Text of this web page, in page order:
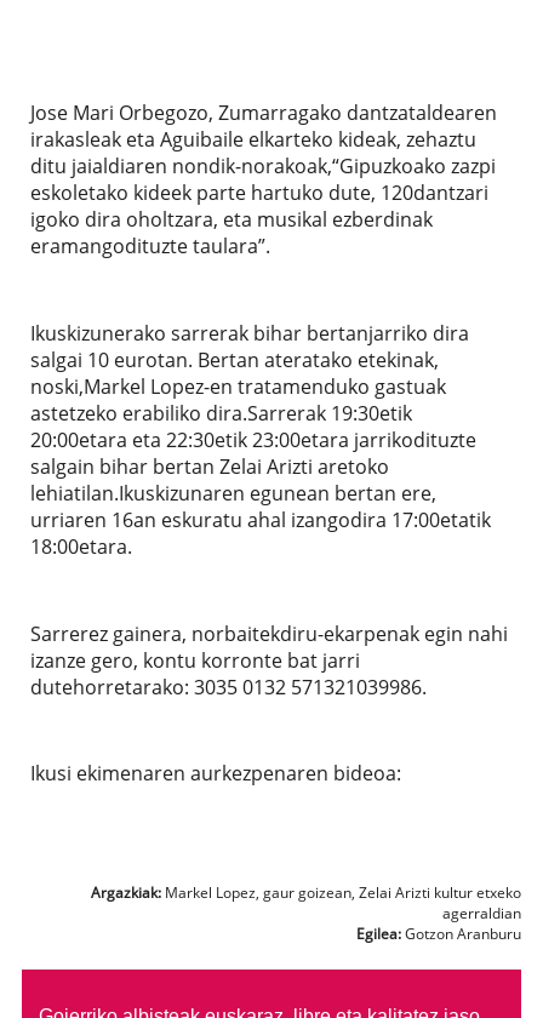
Jose Mari Orbegozo, Zumarragako dantzataldearen
irakasleak eta Aguibaile elkarteko kideak, zehaztu
ditu jaialdiaren nondik-norakoak,“Gipuzkoako zazpi
eskoletako kideek parte hartuko dute, 120dantzari
igoko dira oholtzara, eta musikal ezberdinak
eramangodituzte taulara”.
Ikuskizunerako sarrerak bihar bertanjarriko dira
salgai 10 eurotan. Bertan ateratako etekinak,
noski,Markel Lopez-en tratamenduko gastuak
astetzeko erabiliko dira.Sarrerak 19:30etik
20:00etara eta 22:30etik 23:00etara jarrikodituzte
salgain bihar bertan Zelai Arizti aretoko
lehiatilan.Ikuskizunaren egunean bertan ere,
urriaren 16an eskuratu ahal izangodira 17:00etatik
18:00etara.
Sarrerez gainera, norbaitekdiru-ekarpenak egin nahi
izanze gero, kontu korronte bat jarri
dutehorretarako: 3035 0132 571321039986.
Ikusi ekimenaren aurkezpenaren bideoa:
Argazkiak: Markel Lopez, gaur goizean, Zelai Arizti kultur etxeko
agerraldian
Egilea:Gotzon Aranburu